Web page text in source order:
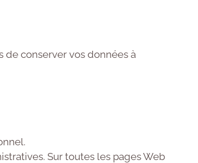
de conserver vos données à
Sur toutes les pages Web